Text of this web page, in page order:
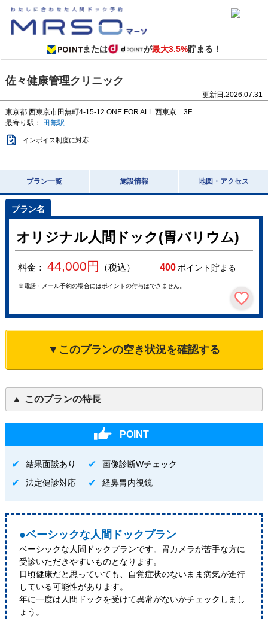
または が最大3.5%貯まる！
佐々健康管理クリニック
更新日:2026.07.31
東京都 西東京市田無町4-15-12 ONE FOR ALL 西東京 3F
最寄り駅：
田無駅
インボイス制度に対応
プラン一覧 施設情報 地図・アクセス
オリジナル人間ドック(胃バリウム)
料金： 44,000円 （税込） 400ポイント貯まる
※電話・メール予約の場合にはポイントの付与はできません。
▼このプランの空き状況を確認する
このプランの特長
POINT
結果面談あり
画像診断Wチェック
法定健診対応
経鼻胃内視鏡
●ベーシックな人間ドックプラン
ベーシックな人間ドックプランです。胃カメラが苦手な方に
受診いただきやすいものとなります。
日頃健康だと思っていても、自覚症状のないまま病気が進行
している可能性があります。
年に一度は人間ドックを受けて異常がないかチェックしまし
ょう。